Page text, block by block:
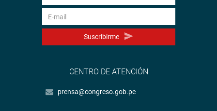
Suscribirme
CENTRO DE ATENCIÓN
prensa@congreso.gob.pe